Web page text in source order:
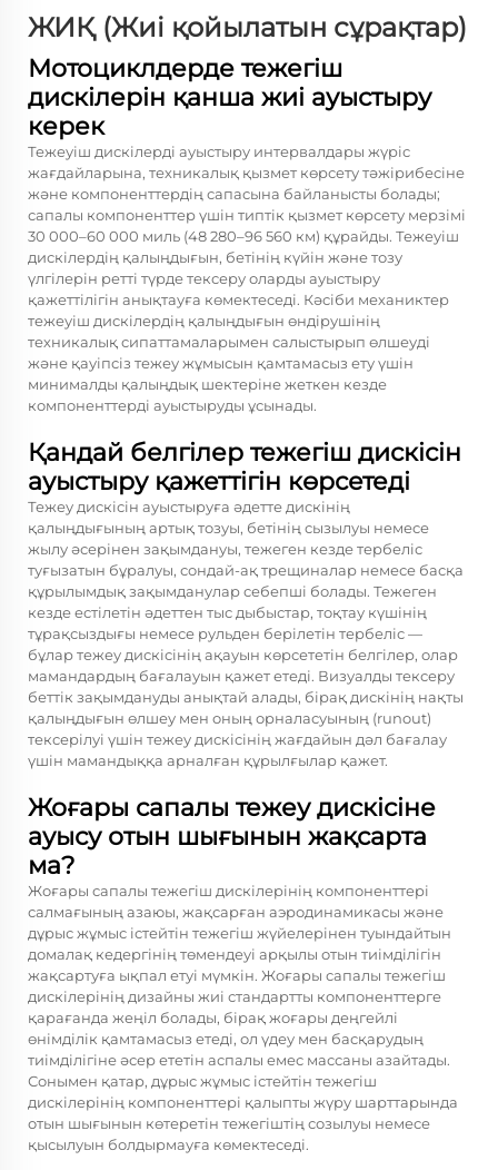
ЖИҚ (Жиі қойылатын сұрақтар)
Мотоциклдерде тежегіш
дискілерін қанша жиі ауыстыру
керек
Тежеуіш дискілерді ауыстыру интервалдары жүріс
жағдайларына, техникалық қызмет көрсету тәжірибесіне
және компоненттердің сапасына байланысты болады;
сапалы компоненттер үшін типтік қызмет көрсету мерзімі
30 000–60 000 миль (48 280–96 560 км) құрайды. Тежеуіш
дискілердің қалыңдығын, бетінің күйін және тозу
үлгілерін ретті түрде тексеру оларды ауыстыру
қажеттілігін анықтауға көмектеседі. Кәсіби механиктер
тежеуіш дискілердің қалыңдығын өндірушінің
техникалық сипаттамаларымен салыстырып өлшеуді
және қауіпсіз тежеу жұмысын қамтамасыз ету үшін
минималды қалыңдық шектеріне жеткен кезде
компоненттерді ауыстыруды ұсынады.
Қандай белгілер тежегіш дискісін
ауыстыру қажеттігін көрсетеді
Тежеу дискісін ауыстыруға әдетте дискінің
қалыңдығының артық тозуы, бетінің сызылуы немесе
жылу әсерінен зақымдануы, тежеген кезде тербеліс
туғызатын бұралуы, сондай-ақ трещиналар немесе басқа
құрылымдық зақымданулар себепші болады. Тежеген
кезде естілетін әдеттен тыс дыбыстар, тоқтау күшінің
тұрақсыздығы немесе рульден берілетін тербеліс —
бұлар тежеу дискісінің ақауын көрсететін белгілер, олар
мамандардың бағалауын қажет етеді. Визуалды тексеру
беттік зақымдануды анықтай алады, бірақ дискінің нақты
қалыңдығын өлшеу мен оның орналасуының (runout)
тексерілуі үшін тежеу дискісінің жағдайын дәл бағалау
үшін мамандыққа арналған құрылғылар қажет.
Жоғары сапалы тежеу дискісіне
ауысу отын шығынын жақсарта
ма?
Жоғары сапалы тежегіш дискілерінің компоненттері
салмағының азаюы, жақсарған аэродинамикасы және
дұрыс жұмыс істейтін тежегіш жүйелерінен туындайтын
домалақ кедергінің төмендеуі арқылы отын тиімділігін
жақсартуға ықпал етуі мүмкін. Жоғары сапалы тежегіш
дискілерінің дизайны жиі стандартты компоненттерге
қарағанда жеңіл болады, бірақ жоғары деңгейлі
өнімділік қамтамасыз етеді, ол үдеу мен басқарудың
тиімділігіне әсер ететін аспалы емес массаны азайтады.
Сонымен қатар, дұрыс жұмыс істейтін тежегіш
дискілерінің компоненттері қалыпты жүру шарттарында
отын шығынын көтеретін тежегіштің созылуы немесе
қысылуын болдырмауға көмектеседі.